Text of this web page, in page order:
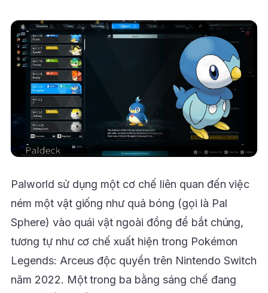
Palworld sử dụng một cơ chế liên quan đến việc
ném một vật giống như quả bóng (gọi là Pal
Sphere) vào quái vật ngoài đồng để bắt chúng,
tương tự như cơ chế xuất hiện trong Pokémon
Legends: Arceus độc quyền trên Nintendo Switch
năm 2022. Một trong ba bằng sáng chế đang